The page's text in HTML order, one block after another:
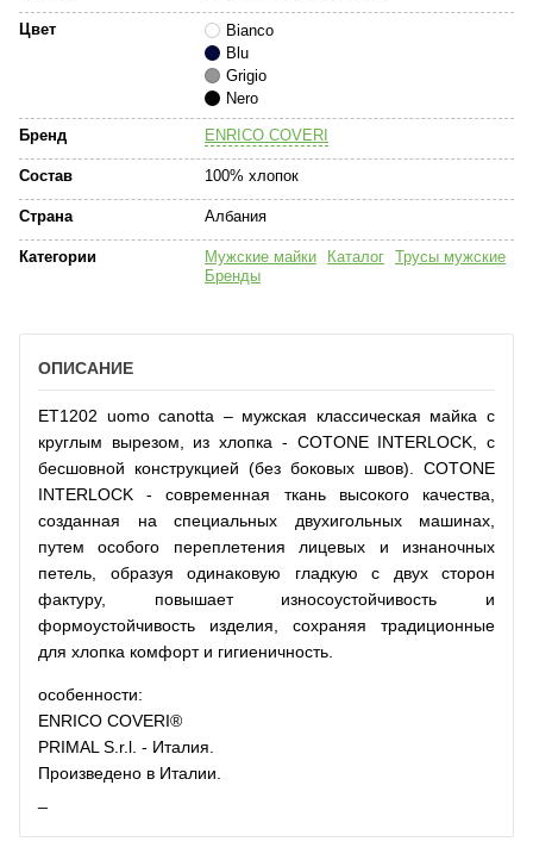
Цвет
Bianco
Blu
Grigio
Nero
Бренд ENRICO COVERI
Состав 100% хлопок
Страна Албания
Категории Мужские майки Каталог Трусы мужские
Бренды
ОПИСАНИЕ
ET1202 uomo canotta – мужская классическая майка с
круглым вырезом, из хлопка - COTONE INTERLOCK, с
бесшовной конструкцией (без боковых швов). COTONE
INTERLOCK - современная ткань высокого качества,
созданная на специальных двухигольных машинах,
путем особого переплетения лицевых и изнаночных
петель, образуя одинаковую гладкую с двух сторон
фактуру, повышает износоустойчивость и
формоустойчивость изделия, сохраняя традиционные
для хлопка комфорт и гигиеничность.
особенности:
ENRICO COVERI®
PRIMAL S.r.l. - Италия.
Произведено в Италии.